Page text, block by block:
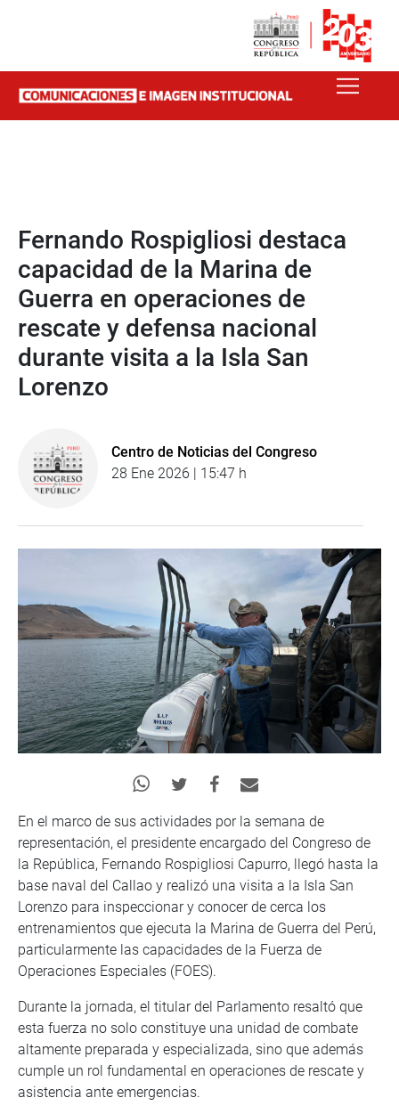
Fernando Rospigliosi destaca
capacidad de la Marina de
Guerra en operaciones de
rescate y defensa nacional
durante visita a la Isla San
Lorenzo
Centro de Noticias del Congreso
28 Ene 2026 | 15:47 h
En el marco de sus actividades por la semana de
representación, el presidente encargado del Congreso de
la República, Fernando Rospigliosi Capurro, llegó hasta la
base naval del Callao y realizó una visita a la Isla San
Lorenzo para inspeccionar y conocer de cerca los
entrenamientos que ejecuta la Marina de Guerra del Perú,
particularmente las capacidades de la Fuerza de
Operaciones Especiales (FOES).
Durante la jornada, el titular del Parlamento resaltó que
esta fuerza no solo constituye una unidad de combate
altamente preparada y especializada, sino que además
cumple un rol fundamental en operaciones de rescate y
asistencia ante emergencias.